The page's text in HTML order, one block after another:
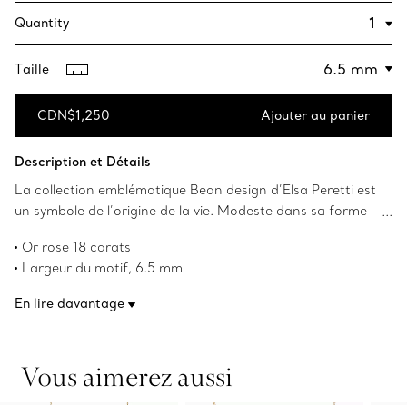
Quantity
Taille
CDN$1,250 Ajouter au panier
Description et Détails
La collection emblématique Bean design d’Elsa Peretti est
un symbole de l’origine de la vie. Modeste dans sa forme
naturelles et lisses qui l’ont toujours séduite. La collection
sculpturale et organique incarne le talent emblématique
irrésistible qui nous rappellent la beauté inhérente de la
Or rose 18 carats
Largeur du motif, 6.5 mm
Les droits d’auteur sur les créations Bean design originales
En lire davantage
Vous aimerez aussi